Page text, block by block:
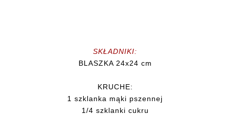
SKŁADNIKI:
BLASZKA 24x24 cm
KRUCHE:
1 szklanka mąki pszennej
1/4 szklanki cukru